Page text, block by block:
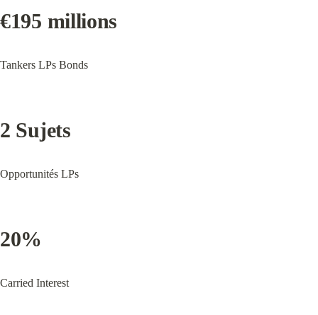
€195 millions
Tankers LPs Bonds
2 Sujets
Opportunités LPs
20%
Carried Interest